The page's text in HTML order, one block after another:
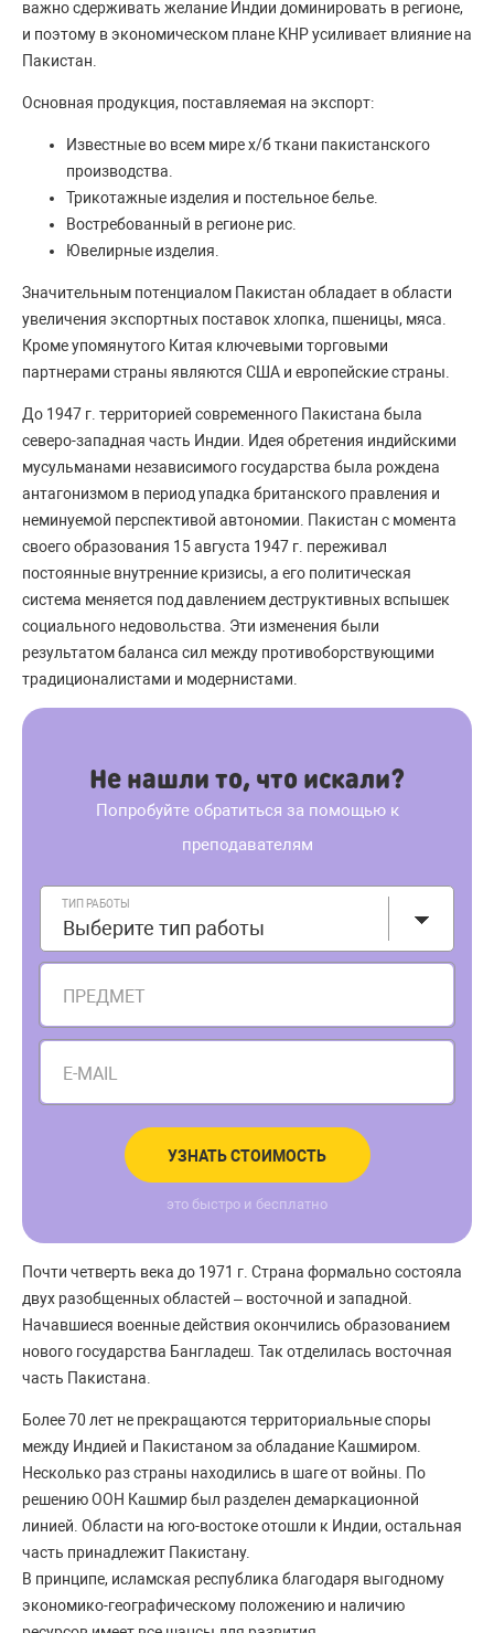
важно сдерживать желание Индии доминировать в регионе,
и поэтому в экономическом плане КНР усиливает влияние на
Пакистан.
Основная продукция, поставляемая на экспорт:
Известные во всем мире х/б ткани пакистанского
производства.
Трикотажные изделия и постельное белье.
Востребованный в регионе рис.
Ювелирные изделия.
Значительным потенциалом Пакистан обладает в области
увеличения экспортных поставок хлопка, пшеницы, мяса.
Кроме упомянутого Китая ключевыми торговыми
партнерами страны являются США и европейские страны.
До 1947 г. территорией современного Пакистана была
северо-западная часть Индии. Идея обретения индийскими
мусульманами независимого государства была рождена
антагонизмом в период упадка британского правления и
неминуемой перспективой автономии. Пакистан с момента
своего образования 15 августа 1947 г. переживал
постоянные внутренние кризисы, а его политическая
система меняется под давлением деструктивных вспышек
социального недовольства. Эти изменения были
результатом баланса сил между противоборствующими
традиционалистами и модернистами.
Не нашли то, что искали?
Попробуйте обратиться за помощью к
преподавателям
ТИП РАБОТЫ
Выберите тип работы
ПРЕДМЕТ
E-MAIL
УЗНАТЬ СТОИМОСТЬ
это быстро и бесплатно
Почти четверть века до 1971 г. Страна формально состояла
двух разобщенных областей – восточной и западной.
Начавшиеся военные действия окончились образованием
нового государства Бангладеш. Так отделилась восточная
часть Пакистана.
Более 70 лет не прекращаются территориальные споры
между Индией и Пакистаном за обладание Кашмиром.
Несколько раз страны находились в шаге от войны. По
решению ООН Кашмир был разделен демаркационной
линией. Области на юго-востоке отошли к Индии, остальная
часть принадлежит Пакистану.
В принципе, исламская республика благодаря выгодному
экономико-географическому положению и наличию